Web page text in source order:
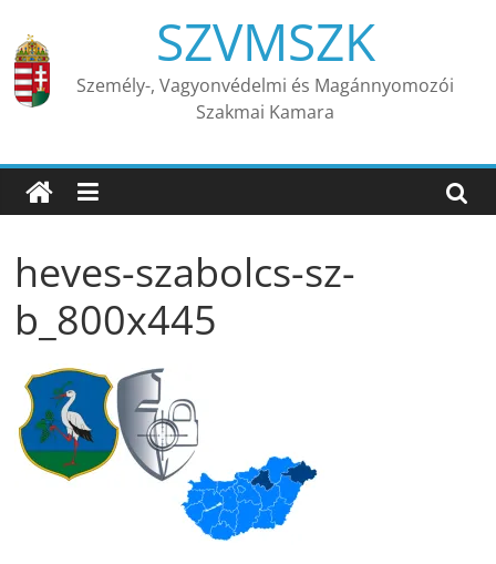
content
SZVMSZK
Személy-, Vagyonvédelmi és Magánnyomozói
Szakmai Kamara
heves-szabolcs-sz-
b_800x445